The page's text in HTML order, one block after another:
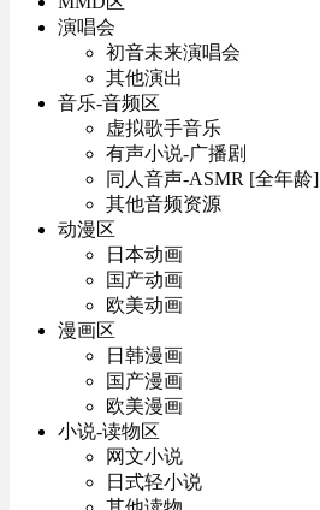
演唱会
初音未来演唱会
其他演出
音乐-音频区
虚拟歌手音乐
有声小说-广播剧
同人音声-ASMR [全年龄]
其他音频资源
动漫区
日本动画
国产动画
欧美动画
漫画区
日韩漫画
国产漫画
欧美漫画
小说-读物区
网文小说
日式轻小说